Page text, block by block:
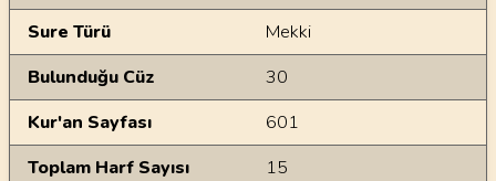
Sure Türü
Mekki
Bulunduğu Cüz
30
Kur'an Sayfası
601
Toplam Harf Sayısı
15